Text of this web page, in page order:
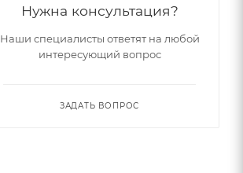
Нужна консультация?
Наши специалисты ответят на любой
интересующий вопрос
ЗАДАТЬ ВОПРОС